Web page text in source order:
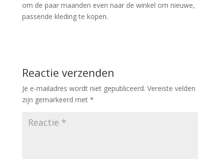
om de paar maanden even naar de winkel om nieuwe,
passende kleding te kopen.
Reactie verzenden
Je e-mailadres wordt niet gepubliceerd. Vereiste velden
zijn gemarkeerd met *